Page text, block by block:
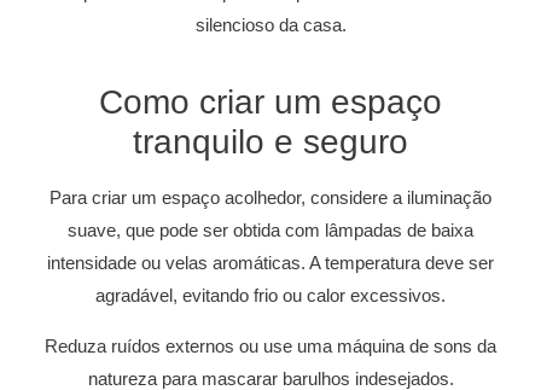
silencioso da casa.
Como criar um espaço
tranquilo e seguro
Para criar um espaço acolhedor, considere a iluminação
suave, que pode ser obtida com lâmpadas de baixa
intensidade ou velas aromáticas. A temperatura deve ser
agradável, evitando frio ou calor excessivos.
Reduza ruídos externos ou use uma máquina de sons da
natureza para mascarar barulhos indesejados.